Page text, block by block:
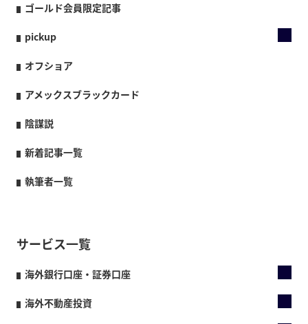
ゴールド会員限定記事
pickup
オフショア
アメックスブラックカード
陰謀説
新着記事一覧
執筆者一覧
サービス一覧
海外銀行口座・証券口座
海外不動産投資